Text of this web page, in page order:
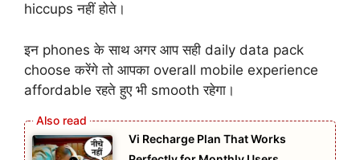
hiccups नहीं होते।
इन phones के साथ अगर आप सही daily data pack
choose करेंगे तो आपका overall mobile experience
affordable रहते हुए भी smooth रहेगा।
Vi Recharge Plan That Works